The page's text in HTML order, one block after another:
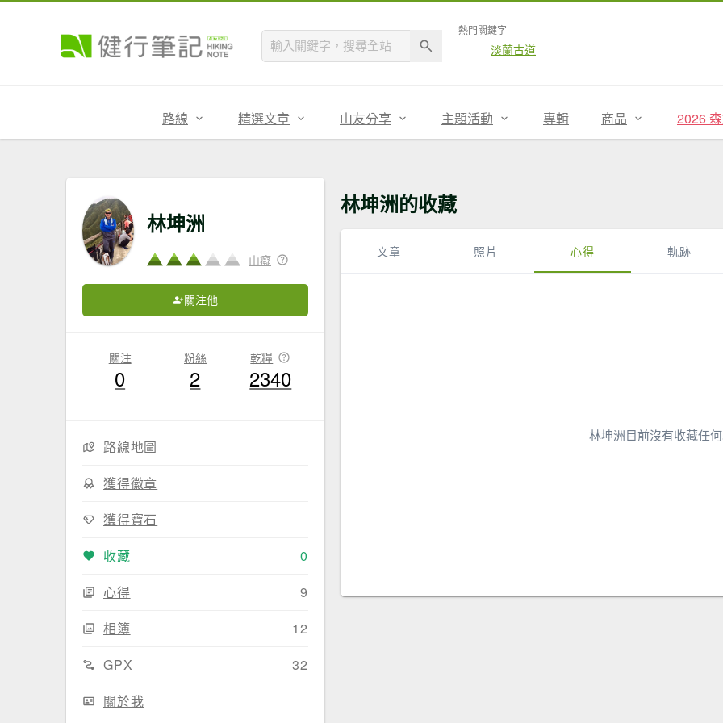
熱門關鍵字
淡蘭古道
路線 精選文章 山友分享 主題活動 專輯 商品 2026
林坤洲
山癡
關注他
關注
0
粉絲
2
乾糧
2340
路線地圖
獲得徽章
獲得寶石
收藏
0
心得
9
相簿
12
GPX
32
關於我
林坤洲的收藏
文章 照片 心得 軌跡
林坤洲目前沒有收藏任